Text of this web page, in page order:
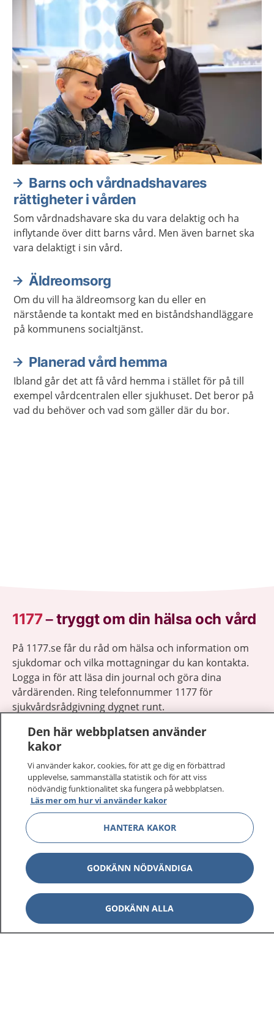
Barns och vårdnadshavares
rättigheter i vården
Som vårdnadshavare ska du vara delaktig och ha
inflytande över ditt barns vård. Men även barnet ska
vara delaktigt i sin vård.
Äldreomsorg
Om du vill ha äldreomsorg kan du eller en
närstående ta kontakt med en biståndshandläggare
på kommunens socialtjänst.
Planerad vård hemma
Ibland går det att få vård hemma i stället för på till
exempel vårdcentralen eller sjukhuset. Det beror på
vad du behöver och vad som gäller där du bor.
1177–tryggt om din hälsa och vård
På 1177.se får du råd om hälsa och information om
sjukdomar och vilka mottagningar du kan kontakta.
Logga in för att läsa din journal och göra dina
vårdärenden. Ring telefonnummer 1177 för
sjukvårdsrådgivning dygnet runt.
1177 på flera språk
Om 1177 Visa
Kontakt Visa
Behandling av personuppgifter
Den här webbplatsen använder
kakor
Vi använder kakor, cookies, för att ge dig en förbättrad
upplevelse, sammanställa statistik och för att viss
nödvändig funktionalitet ska fungera på webbplatsen.
Läs mer om hur vi använder kakor
HANTERA KAKOR
GODKÄNN NÖDVÄNDIGA
GODKÄNN ALLA